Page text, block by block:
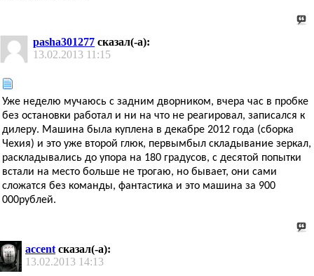
pasha301277 сказал(-а):
13.02.2013 11:15
Уже неделю мучаюсь с задним дворником, вчера час в пробке
без остановки работал и ни на что не реагировал, записался к
дилеру. Машина была куплена в декабре 2012 года (сборка
Чехия) и это уже второй глюк, первымбыл складывание зеркал,
раскладывались до упора на 180 градусов, с десятой попытки
встали на место больше не трогаю, но бывает, они сами
сложатся без команды, фантастика и это машина за 900
000рублей.
accent сказал(-а):
13.02.2013 14:13